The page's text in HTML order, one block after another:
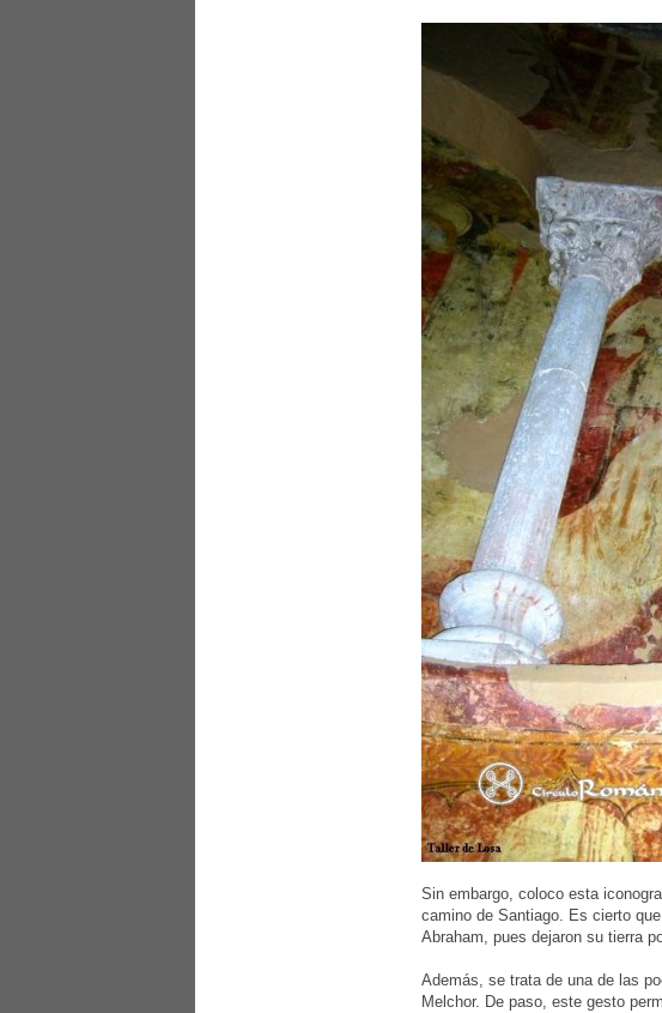
Sin embargo, coloco esta
camino de Santiago. Es cierto
Abraham, pues dejaron su tierra
Además, se trata de una de las
Melchor. De paso, este gesto